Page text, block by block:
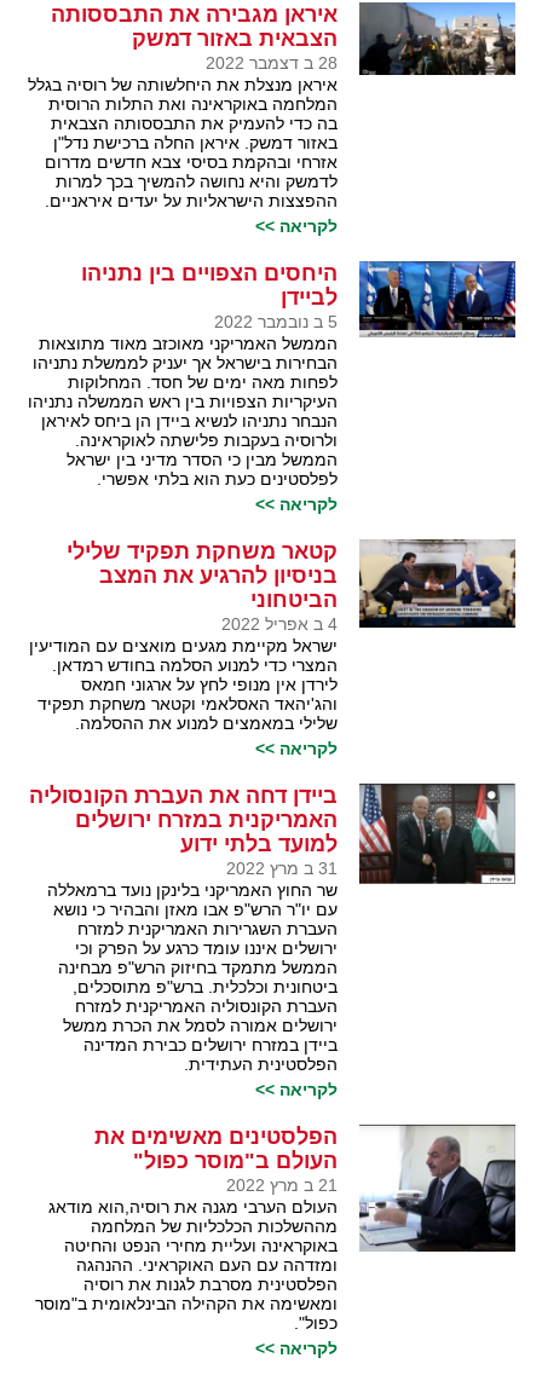
איראן מגבירה את התבססותה
הצבאית באזור דמשק
28 ב דצמבר 2022
איראן מנצלת את היחלשותה של רוסיה בגלל
המלחמה באוקראינה ואת התלות הרוסית
בה כדי להעמיק את התבססותה הצבאית
באזור דמשק. איראן החלה ברכישת נדל"ן
אזרחי ובהקמת בסיסי צבא חדשים מדרום
לדמשק והיא נחושה להמשיך בכך למרות
ההפצצות הישראליות על יעדים איראניים.
לקריאה >>
היחסים הצפויים בין נתניהו
לביידן
5 ב נובמבר 2022
הממשל האמריקני מאוכזב מאוד מתוצאות
הבחירות בישראל אך יעניק לממשלת נתניהו
לפחות מאה ימים של חסד. המחלוקות
העיקריות הצפויות בין ראש הממשלה נתניהו
הנבחר נתניהו לנשיא ביידן הן ביחס לאיראן
ולרוסיה בעקבות פלישתה לאוקראינה.
הממשל מבין כי הסדר מדיני בין ישראל
לפלסטינים כעת הוא בלתי אפשרי.
לקריאה >>
קטאר משחקת תפקיד שלילי
בניסיון להרגיע את המצב
הביטחוני
4 ב אפריל 2022
ישראל מקיימת מגעים מואצים עם המודיעין
המצרי כדי למנוע הסלמה בחודש רמדאן.
לירדן אין מנופי לחץ על ארגוני חמאס
והג'יהאד האסלאמי וקטאר משחקת תפקיד
שלילי במאמצים למנוע את ההסלמה.
לקריאה >>
ביידן דחה את העברת הקונסוליה
האמריקנית במזרח ירושלים
למועד בלתי ידוע
31 ב מרץ 2022
שר החוץ האמריקני בלינקן נועד ברמאללה
עם יו"ר הרש"פ אבו מאזן והבהיר כי נושא
העברת השגרירות האמריקנית למזרח
ירושלים איננו עומד כרגע על הפרק וכי
הממשל מתמקד בחיזוק הרש"פ מבחינה
ביטחונית וכלכלית. ברש"פ מתוסכלים,
העברת הקונסוליה האמריקנית למזרח
ירושלים אמורה לסמל את הכרת ממשל
ביידן במזרח ירושלים כבירת המדינה
הפלסטינית העתידית.
לקריאה >>
הפלסטינים מאשימים את
העולם ב"מוסר כפול"
21 ב מרץ 2022
העולם הערבי מגנה את רוסיה,הוא מודאג
מההשלכות הכלכליות של המלחמה
באוקראינה ועליית מחירי הנפט והחיטה
ומזדהה עם העם האוקראיני. ההנהגה
הפלסטינית מסרבת לגנות את רוסיה
ומאשימה את הקהילה הבינלאומית ב"מוסר
כפול".
לקריאה >>